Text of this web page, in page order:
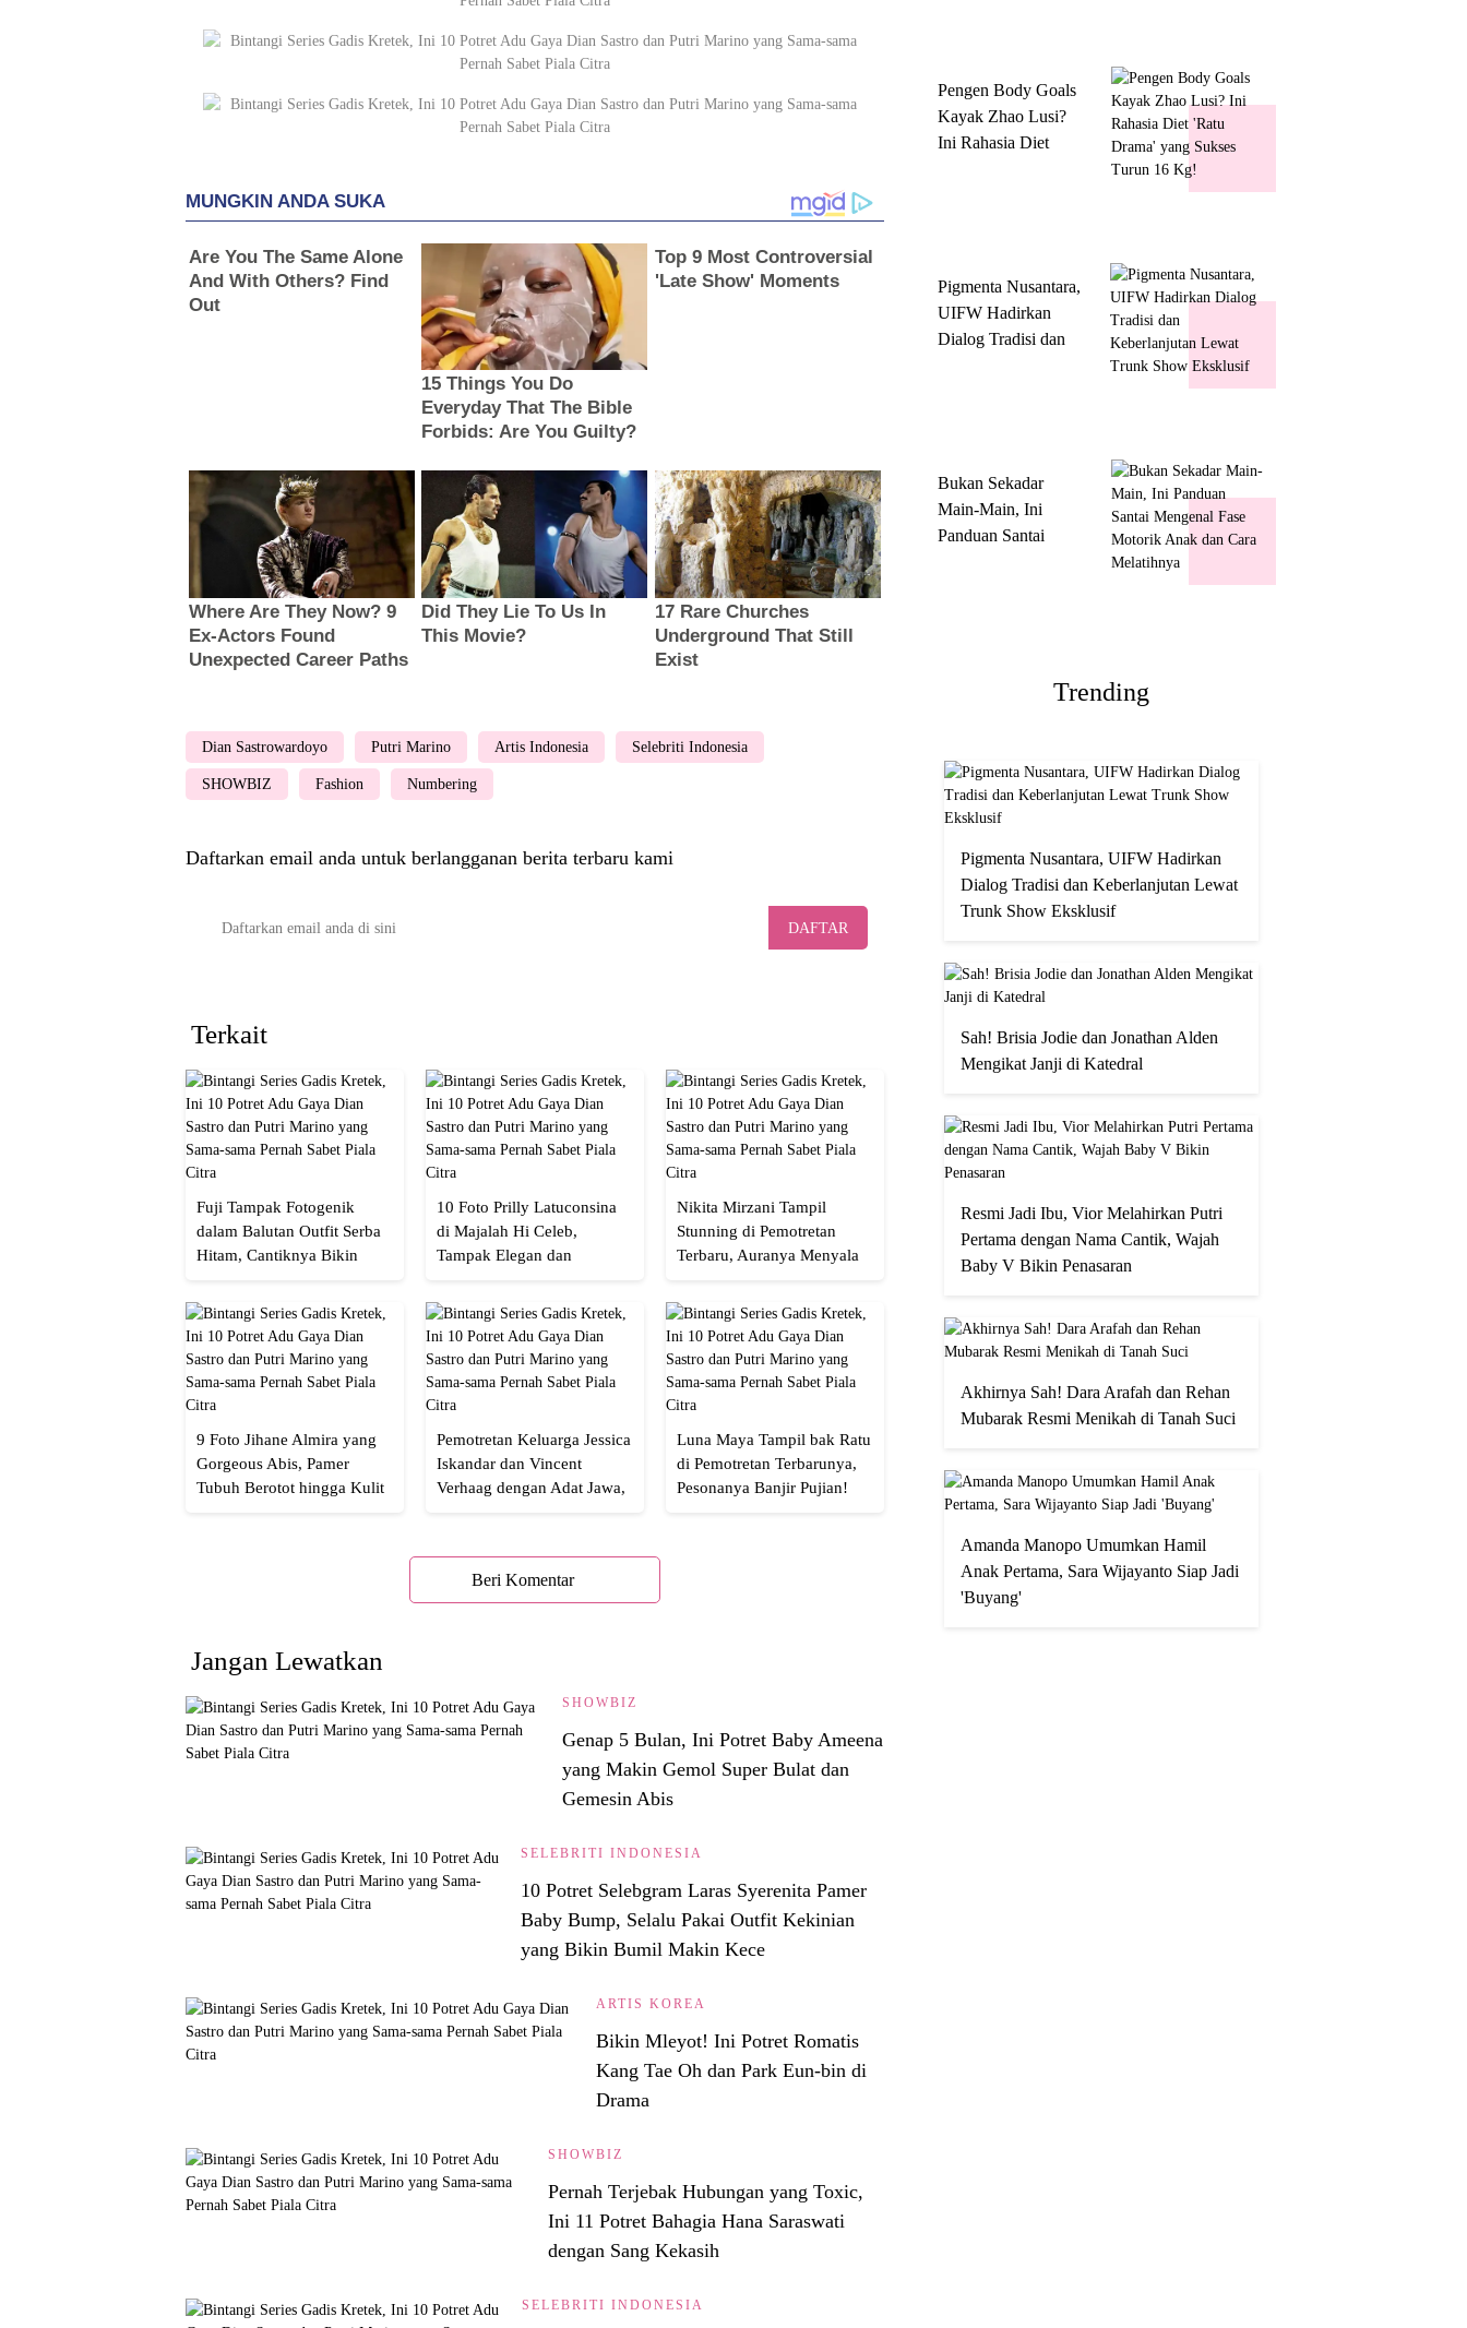
Dian Sastrowardoyo Putri Marino Artis Indonesia Selebriti Indonesia
SHOWBIZ Fashion Numbering
Daftarkan email anda untuk berlangganan berita terbaru kami
DAFTAR
Terkait
Fuji Tampak Fotogenik
dalam Balutan Outfit Serba
Hitam, Cantiknya Bikin
10 Foto Prilly Latuconsina
di Majalah Hi Celeb,
Tampak Elegan dan
Nikita Mirzani Tampil
Stunning di Pemotretan
Terbaru, Auranya Menyala
9 Foto Jihane Almira yang
Gorgeous Abis, Pamer
Tubuh Berotot hingga Kulit
Pemotretan Keluarga Jessica
Iskandar dan Vincent
Verhaag dengan Adat Jawa,
Luna Maya Tampil bak Ratu
di Pemotretan Terbarunya,
Pesonanya Banjir Pujian!
Beri Komentar
Jangan Lewatkan
SHOWBIZ
Genap 5 Bulan, Ini Potret Baby Ameena
yang Makin Gemol Super Bulat dan
Gemesin Abis
SELEBRITI INDONESIA
10 Potret Selebgram Laras Syerenita Pamer
Baby Bump, Selalu Pakai Outfit Kekinian
yang Bikin Bumil Makin Kece
ARTIS KOREA
Bikin Mleyot! Ini Potret Romatis
Kang Tae Oh dan Park Eun-bin di
Drama
SHOWBIZ
Pernah Terjebak Hubungan yang Toxic,
Ini 11 Potret Bahagia Hana Saraswati
dengan Sang Kekasih
SELEBRITI INDONESIA
Pengen Body Goals
Kayak Zhao Lusi?
Ini Rahasia Diet
Pigmenta Nusantara,
UIFW Hadirkan
Dialog Tradisi dan
Bukan Sekadar
Main-Main, Ini
Panduan Santai
Trending
Pigmenta Nusantara, UIFW Hadirkan
Dialog Tradisi dan Keberlanjutan Lewat
Trunk Show Eksklusif
Sah! Brisia Jodie dan Jonathan Alden
Mengikat Janji di Katedral
Resmi Jadi Ibu, Vior Melahirkan Putri
Pertama dengan Nama Cantik, Wajah
Baby V Bikin Penasaran
Akhirnya Sah! Dara Arafah dan Rehan
Mubarak Resmi Menikah di Tanah Suci
Amanda Manopo Umumkan Hamil
Anak Pertama, Sara Wijayanto Siap Jadi
'Buyang'